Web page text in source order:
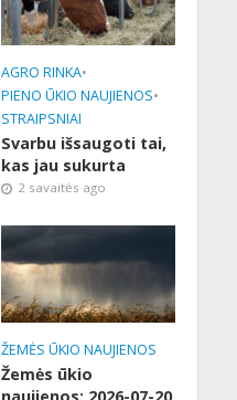
AGRO RINKA•
PIENO ŪKIO NAUJIENOS•
STRAIPSNIAI
Svarbu išsaugoti tai,
kas jau sukurta
2 savaitės ago
ŽEMĖS ŪKIO NAUJIENOS
Žemės ūkio
naujienos: 2026-07-20